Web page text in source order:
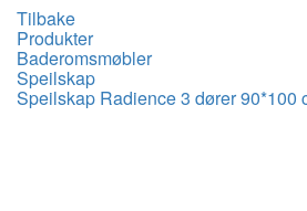
Tilbake
Produkter
Baderomsmøbler
Speilskap
Speilskap Radience 3 dører 90*100